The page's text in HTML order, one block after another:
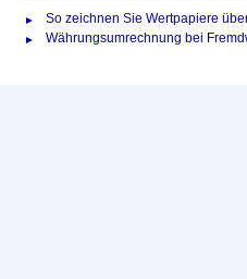
So zeichnen Sie Wertpapiere
Währungsumrechnung bei